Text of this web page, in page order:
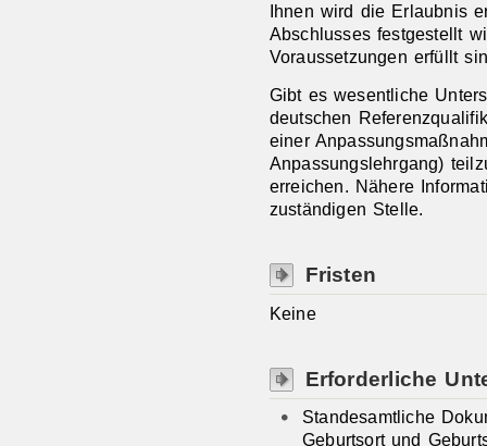
Ihnen wird die Erlaubnis
Abschlusses festgestellt
Voraussetzungen erfüllt
Gibt es wesentliche
deutschen
einer
Anpassungslehrgang)
erreichen. Nähere
zuständigen Stelle.
Fristen
Keine
Erforderliche
Standesamtliche
Geburtsort und